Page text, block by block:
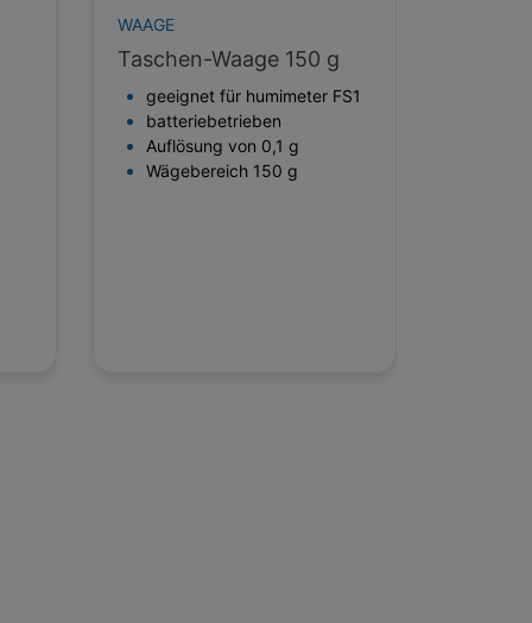
WAAGE
Taschen-Waage 150 g
geeignet für humimeter FS1
batteriebetrieben
Auflösung von 0,1 g
Wägebereich 150 g